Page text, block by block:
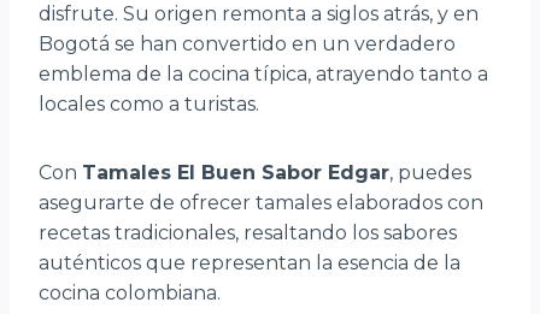
disfrute. Su origen remonta a siglos atrás, y en
Bogotá se han convertido en un verdadero
emblema de la cocina típica, atrayendo tanto a
locales como a turistas.
Con Tamales El Buen Sabor Edgar, puedes
asegurarte de ofrecer tamales elaborados con
recetas tradicionales, resaltando los sabores
auténticos que representan la esencia de la
cocina colombiana.